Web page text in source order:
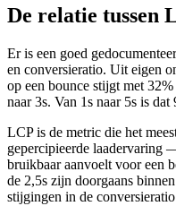
De relatie tussen
Er is een goed
en conversieratio. Uit eigen
op een bounce stijgt met
naar 3s. Van 1s naar 5s is dat
LCP is de metric die het
gepercipieerde laadervaring
bruikbaar aanvoelt voor een
de 2,5s zijn doorgaans
stijgingen in de